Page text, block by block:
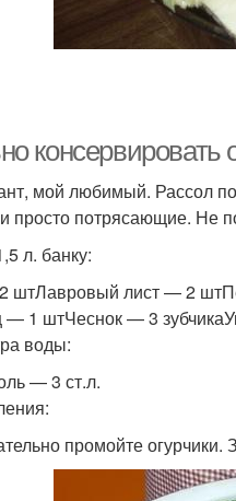
мой любимый. Рассол
просто потрясающие. Не
л. банку:
штЛавровый лист — 2
1 штЧеснок — 3
воды:
— 3 ст.л.
промойте огурчики.